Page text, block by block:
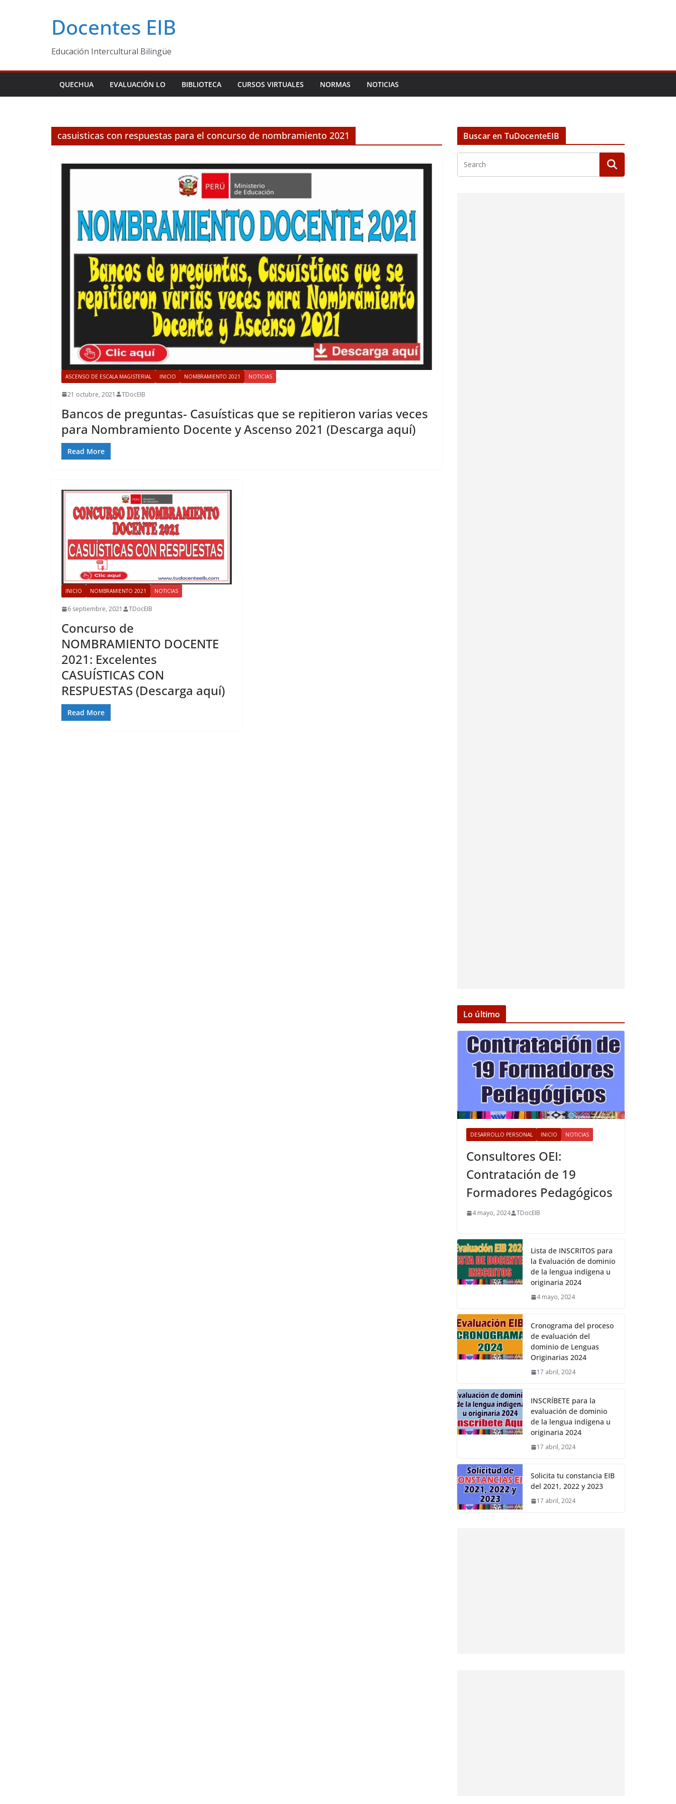
Docentes EIB
Educación Intercultural Bilingüe
QUECHUA EVALUACIÓN LO BIBLIOTECA CURSOS VIRTUALES NORMAS NOTICIAS
casuisticas con respuestas para el concurso de nombramiento 2021
ASCENSO DE ESCALA MAGISTERIAL INICIO NOMBRAMIENTO 2021 NOTICIAS
21 octubre, 2021 TDocEIB
Bancos de preguntas- Casuísticas que se repitieron varias veces
para Nombramiento Docente y Ascenso 2021 (Descarga aquí)
Read More
INICIO NOMBRAMIENTO 2021 NOTICIAS
6 septiembre, 2021 TDocEIB
Concurso de
NOMBRAMIENTO DOCENTE
2021: Excelentes
CASUÍSTICAS CON
RESPUESTAS (Descarga aquí)
Read More
Buscar en TuDocenteEIB
Lo último
DESARROLLO PERSONAL INICIO NOTICIAS
Consultores OEI:
Contratación de 19
Formadores Pedagógicos
4 mayo, 2024 TDocEIB
Lista de INSCRITOS para
la Evaluación de dominio
de la lengua indígena u
originaria 2024
4 mayo, 2024
Cronograma del proceso
de evaluación del
dominio de Lenguas
Originarias 2024
17 abril, 2024
INSCRÍBETE para la
evaluación de dominio
de la lengua indígena u
originaria 2024
17 abril, 2024
Solicita tu constancia EIB
del 2021, 2022 y 2023
17 abril, 2024